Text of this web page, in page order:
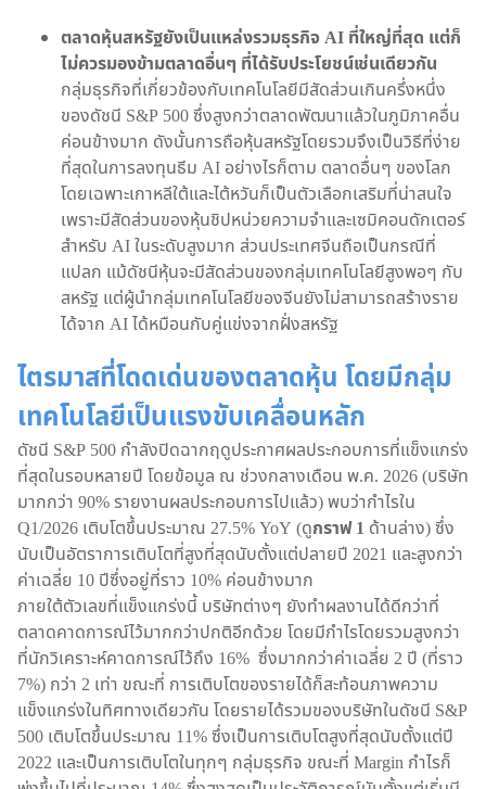
ตลาดหุ้นสหรัฐยังเป็นแหล่งรวมธุรกิจ AI ที่ใหญ่ที่สุด แต่ก็
ไม่ควรมองข้ามตลาดอื่นๆ ที่ได้รับประโยชน์เช่นเดียวกัน
กลุ่มธุรกิจที่เกี่ยวข้องกับเทคโนโลยีมีสัดส่วนเกินครึ่งหนึ่ง
ของดัชนี S&P 500 ซึ่งสูงกว่าตลาดพัฒนาแล้วในภูมิภาคอื่น
ค่อนข้างมาก ดังนั้นการถือหุ้นสหรัฐโดยรวมจึงเป็นวิธีที่ง่าย
ที่สุดในการลงทุนธีม AI อย่างไรก็ตาม ตลาดอื่นๆ ของโลก
โดยเฉพาะเกาหลีใต้และไต้หวันก็เป็นตัวเลือกเสริมที่น่าสนใจ
เพราะมีสัดส่วนของหุ้นชิปหน่วยความจำและเซมิคอนดักเตอร์
สำหรับ AI ในระดับสูงมาก ส่วนประเทศจีนถือเป็นกรณีที่
แปลก แม้ดัชนีหุ้นจะมีสัดส่วนของกลุ่มเทคโนโลยีสูงพอๆ กับ
สหรัฐ แต่ผู้นำกลุ่มเทคโนโลยีของจีนยังไม่สามารถสร้างราย
ได้จาก AI ได้หมือนกับคู่แข่งจากฝั่งสหรัฐ
ไตรมาสที่โดดเด่นของตลาดหุ้น โดยมีกลุ่ม
เทคโนโลยีเป็นแรงขับเคลื่อนหลัก
ดัชนี S&P 500 กำลังปิดฉากฤดูประกาศผลประกอบการที่แข็งแกร่ง
ที่สุดในรอบหลายปี โดยข้อมูล ณ ช่วงกลางเดือน พ.ค. 2026 (บริษัท
มากกว่า 90% รายงานผลประกอบการไปแล้ว) พบว่ากำไรใน
Q1/2026 เติบโตขึ้นประมาณ 27.5% YoY (ดูกราฟ 1 ด้านล่าง) ซึ่ง
นับเป็นอัตราการเติบโตที่สูงที่สุดนับตั้งแต่ปลายปี 2021 และสูงกว่า
ค่าเฉลี่ย 10 ปีซึ่งอยู่ที่ราว 10% ค่อนข้างมาก
ภายใต้ตัวเลขที่แข็งแกร่งนี้ บริษัทต่างๆ ยังทำผลงานได้ดีกว่าที่
ตลาดคาดการณ์ไว้มากกว่าปกติอีกด้วย โดยมีกำไรโดยรวมสูงกว่า
ที่นักวิเคราะห์คาดการณ์ไว้ถึง 16% ซึ่งมากกว่าค่าเฉลี่ย 2 ปี (ที่ราว
7%) กว่า 2 เท่า ขณะที่ การเติบโตของรายได้ก็สะท้อนภาพความ
แข็งแกร่งในทิศทางเดียวกัน โดยรายได้รวมของบริษัทในดัชนี S&P
500 เติบโตขึ้นประมาณ 11% ซึ่งเป็นการเติบโตสูงที่สุดนับตั้งแต่ปี
2022 และเป็นการเติบโตในทุกๆ กลุ่มธุรกิจ ขณะที่ Margin กำไรก็